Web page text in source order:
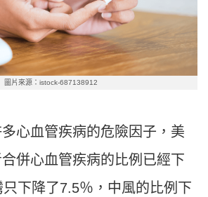
圖片來源：istock-687138912
心血管疾病的危險因子，美
併心血管疾病的比例已經下
下降了7.5％，中風的比例下